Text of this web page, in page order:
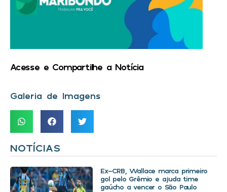
Acesse e Compartilhe a Notícia
Galeria de Imagens
NOTÍCIAS
Ex-CRB, Wallace marca primeiro
gol pelo Grêmio e ajuda time
gaúcho a vencer o São Paulo